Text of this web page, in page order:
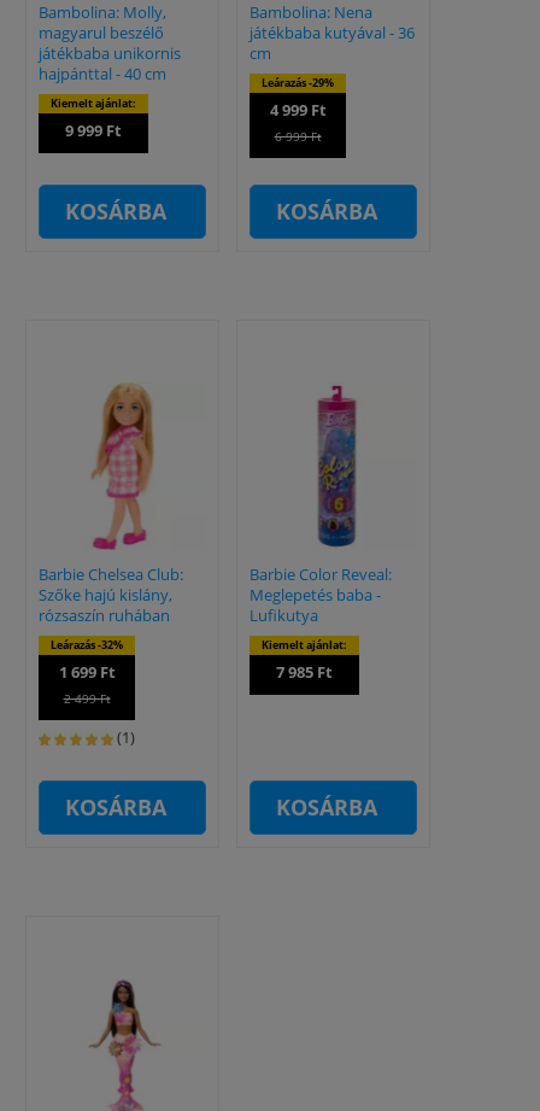
Bambolina: Molly,
magyarul beszélő
játékbaba unikornis
hajpánttal - 40 cm
Kiemelt ajánlat:
9 999 Ft
KOSÁRBA
Bambolina: Nena
játékbaba kutyával - 36
cm
Leárazás -29%
4 999 Ft
6 999 Ft
KOSÁRBA
Barbie Chelsea Club:
Szőke hajú kislány,
rózsaszín ruhában
Leárazás -32%
1 699 Ft
2 499 Ft
(1)
KOSÁRBA
Barbie Color Reveal:
Meglepetés baba -
Lufikutya
Kiemelt ajánlat:
7 985 Ft
KOSÁRBA